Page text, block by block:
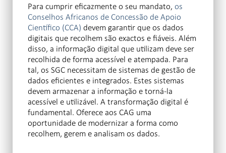
Para cumprir eficazmente o seu mandato, os
Conselhos Africanos de Concessão de Apoio
Científico (CCA) devem garantir que os dados
digitais que recolhem são exactos e fiáveis. Além
disso, a informação digital que utilizam deve ser
recolhida de forma acessível e atempada. Para
tal, os SGC necessitam de sistemas de gestão de
dados eficientes e integrados. Estes sistemas
devem armazenar a informação e torná-la
acessível e utilizável. A transformação digital é
fundamental. Oferece aos CAG uma
oportunidade de modernizar a forma como
recolhem, gerem e analisam os dados.